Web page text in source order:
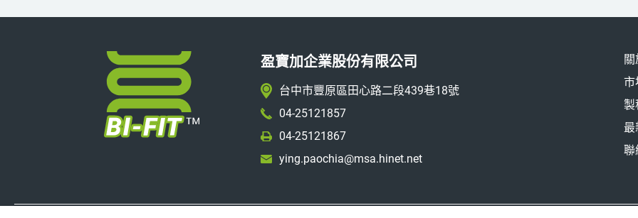
盈寶加企業股份有限公司
台中市豐原區田心路二段439巷18號
04-25121857
04-25121867
ying.paochia@msa.hinet.net
市
製
最
聯